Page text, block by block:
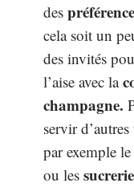
des
cela soit un
des invités
l’aise avec la
champagne.
servir
par exemple le
ou les